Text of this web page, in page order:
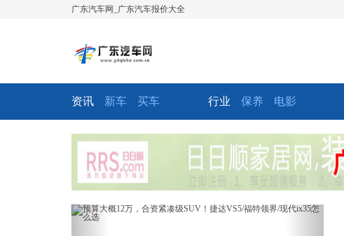
广东汽车网_广东汽车报价大全
资讯 新车 买车 行业 保养 电影
Previous Next